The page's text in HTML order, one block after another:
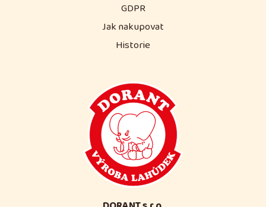
GDPR
Jak nakupovat
Historie